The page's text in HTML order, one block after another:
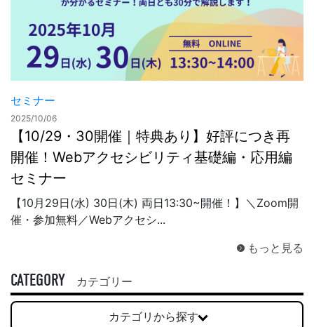
セミナー
2025/10/06
【10/29・30開催｜特典あり】好評につき再
開催！Webアクセシビリティ基礎編・応用編
セミナー
【10月29日(水) 30日(木) 両日13:30~開催！】＼Zoom開
催・参加無料／Webアクセシ...
もっと見る
CATEGORY カテゴリー
カテゴリから探す